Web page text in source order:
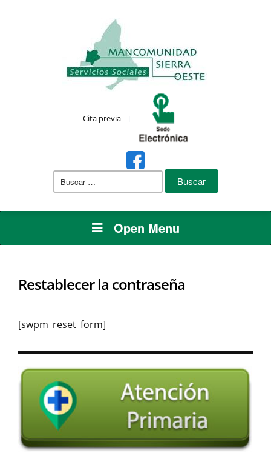
Cita previa
Buscar:
Open Menu
Restablecer la contraseña
[swpm_reset_form]